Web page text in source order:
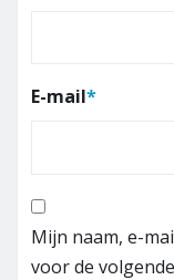
E-mail*
Mijn naam, e-
voor de